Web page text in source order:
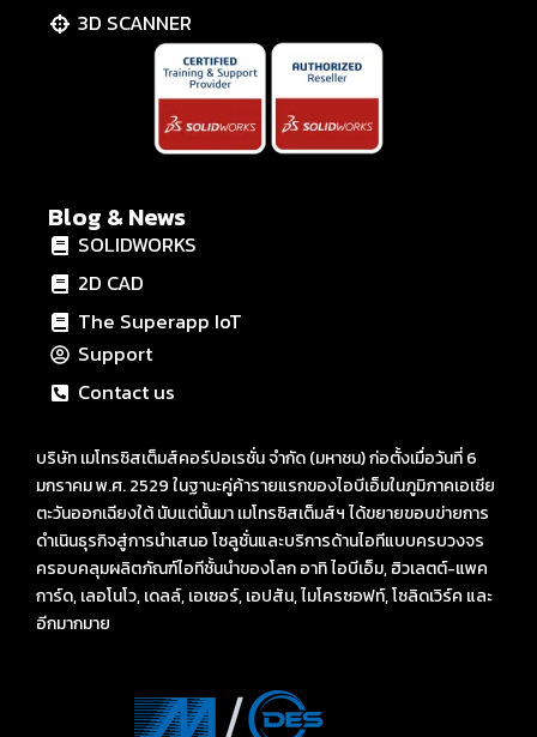
3D SCANNER
Blog & News
SOLIDWORKS
2D CAD
The Superapp IoT
Support
Contact us
บริษัท เมโทรซิสเต็มส์คอร์ปอเรชั่น จำกัด (มหาชน) ก่อตั้งเมื่อวันที่ 6
มกราคม พ.ศ. 2529 ในฐานะคู่ค้ารายแรกของไอบีเอ็มในภูมิภาคเอเชีย
ตะวันออกเฉียงใต้ นับแต่นั้นมา เมโทรซิสเต็มส์ฯ ได้ขยายขอบข่ายการ
ดำเนินธุรกิจสู่การนำเสนอ โซลูชั่นและบริการด้านไอทีแบบครบวงจร
ครอบคลุมผลิตภัณฑ์ไอทีชั้นนำของโลก อาทิ ไอบีเอ็ม, ฮิวเลตต์-แพค
การ์ด, เลอโนโว, เดลล์, เอเซอร์, เอปสัน, ไมโครซอฟท์, โซลิดเวิร์ค และ
อีกมากมาย